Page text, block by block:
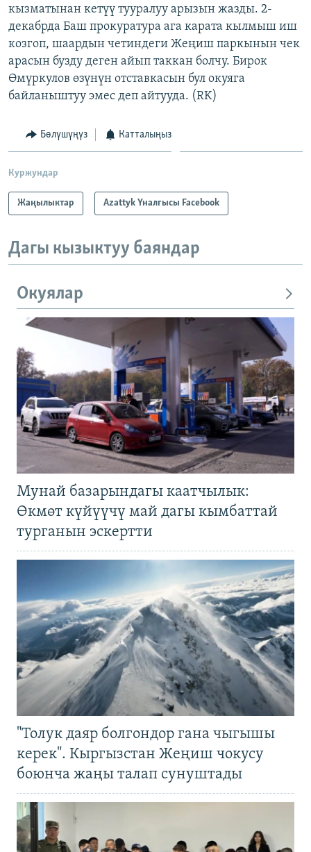
кызматынан кетүү тууралуу арызын жазды. 2-
декабрда Баш прокуратура ага карата кылмыш иш
козгоп, шаардын четиндеги Жеңиш паркынын чек
арасын бузду деген айып таккан болчу. Бирок
Өмүркулов өзүнүн отставкасын бул окуяга
байланыштуу эмес деп айтууда. (RK)
Бөлүшүңүз Катталыңыз
Куржундар
Жаңылыктар Azattyk Үналгысы Facebook
Дагы кызыктуу баяндар
Окуялар
Мунай базарындагы каатчылык:
Өкмөт күйүүчү май дагы кымбаттай
турганын эскертти
"Толук даяр болгондор гана чыгышы
керек". Кыргызстан Жеңиш чокусу
боюнча жаңы талап сунуштады